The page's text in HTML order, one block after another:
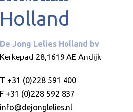
Holland
De Jong Lelies Holland bv
Kerkepad 28,1619 AE Andijk
T +31 (0)228 591 400
F +31 (0)228 592 837
info@dejonglelies.nl